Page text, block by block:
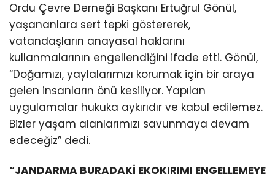
Ordu Çevre Derneği Başkanı Ertuğrul Gönül,
yaşananlara sert tepki göstererek,
vatandaşların anayasal haklarını
kullanmalarının engellendiğini ifade etti. Gönül,
“Doğamızı, yaylalarımızı korumak için bir araya
gelen insanların önü kesiliyor. Yapılan
uygulamalar hukuka aykırıdır ve kabul edilemez.
Bizler yaşam alanlarımızı savunmaya devam
edeceğiz” dedi.
“JANDARMA BURADAKİ EKOKIRIMI ENGELLEMEYE